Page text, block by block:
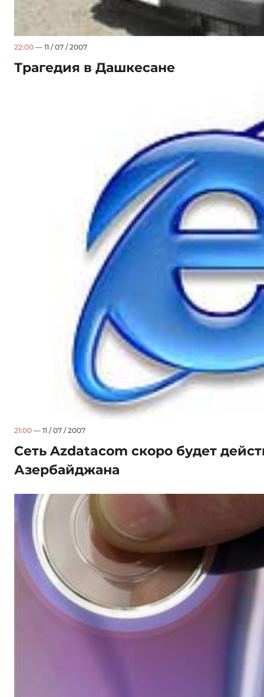
22:00 — 11 / 07 / 2007
Трагедия в Дашкесане
21:00 — 11 / 07 / 2007
Сеть Azdatacom скоро будет
Азербайджана